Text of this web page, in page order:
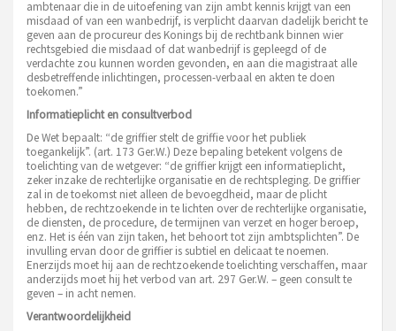
ambtenaar die in de uitoefening van zijn ambt kennis krijgt van een
misdaad of van een wanbedrijf, is verplicht daarvan dadelijk bericht te
geven aan de procureur des Konings bij de rechtbank binnen wier
rechtsgebied die misdaad of dat wanbedrijf is gepleegd of de
verdachte zou kunnen worden gevonden, en aan die magistraat alle
desbetreffende inlichtingen, processen-verbaal en akten te doen
toekomen.”
Informatieplicht en consultverbod
De Wet bepaalt: “de griffier stelt de griffie voor het publiek
toegankelijk”. (art. 173 Ger.W.) Deze bepaling betekent volgens de
toelichting van de wetgever: “de griffier krijgt een informatieplicht,
zeker inzake de rechterlijke organisatie en de rechtspleging. De griffier
zal in de toekomst niet alleen de bevoegdheid, maar de plicht
hebben, de rechtzoekende in te lichten over de rechterlijke organisatie,
de diensten, de procedure, de termijnen van verzet en hoger beroep,
enz. Het is één van zijn taken, het behoort tot zijn ambtsplichten”. De
invulling ervan door de griffier is subtiel en delicaat te noemen.
Enerzijds moet hij aan de rechtzoekende toelichting verschaffen, maar
anderzijds moet hij het verbod van art. 297 Ger.W. – geen consult te
geven – in acht nemen.
Verantwoordelijkheid